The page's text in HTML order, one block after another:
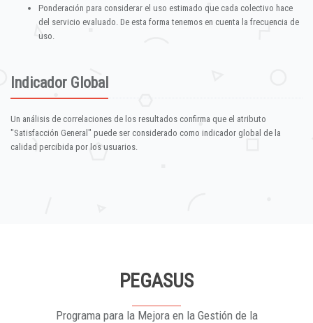
Ponderación para considerar el uso estimado que cada colectivo hace
del servicio evaluado. De esta forma tenemos en cuenta la frecuencia de
uso.
Indicador Global
Un análisis de correlaciones de los resultados confirma que el atributo
"Satisfacción General" puede ser considerado como indicador global de la
calidad percibida por los usuarios.
PEGASUS
Programa para la Mejora en la Gestión de la